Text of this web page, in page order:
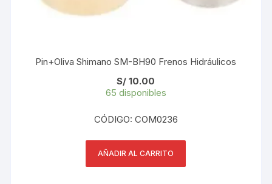
Pin+Oliva Shimano SM-BH90 Frenos Hidráulicos
S/ 10.00
65 disponibles
CÓDIGO: COM0236
AÑADIR AL CARRITO